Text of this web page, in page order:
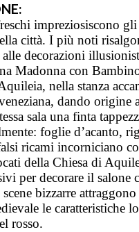
impreziosiscono
città. I più noti
alle decorazioni
Madonna con
nella stanza
dando origine
sala una finta
foglie d’acanto,
ricami incorniciano
della Chiesa di
per decorare il salone
bizzarre
le caratteristiche
rosso.